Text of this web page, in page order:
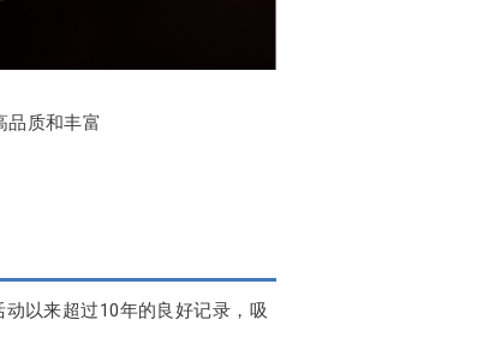
质和丰富
以来超过10年的良好记录，吸